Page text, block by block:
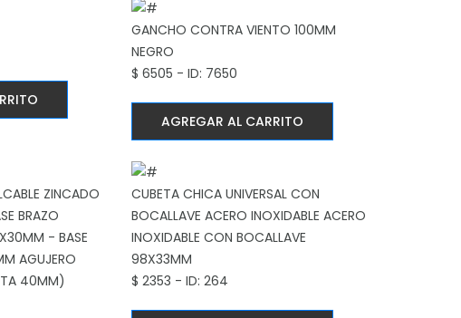
GANCHO CONTRA VIENTO 100MM
NEGRO
$ 6505 - ID: 7650
AGREGAR AL CARRITO
ZINCADO
BRAZO
- BASE
AGUJERO
40MM)
CUBETA CHICA UNIVERSAL CON
BOCALLAVE ACERO INOXIDABLE ACERO
INOXIDABLE CON BOCALLAVE
98X33MM
$ 2353 - ID: 264